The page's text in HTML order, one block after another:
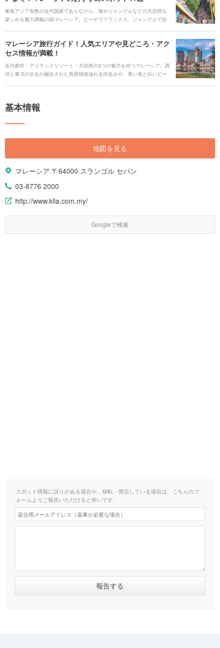
東南アジア有数の近代国家でありながら、海やジャングルなどの大自然も
楽しめる魅力満載の国マレーシア。ビーチでリラックス、ジャングルで自
レーシアの定番から穴場観光スポットまで、41ヵ所を紹介します。歴史や
文化、自然を満喫、ショッピングやグルメを楽しみたいなど、カテゴリ別
は、ぜひ参考にして頂けたらと思います。
マレーシア旅行ガイド！人気エリアや見どころ・アク
セス情報が満載！
近代都市・アイランドリゾート・大自然の3つの魅力を持つマレーシア。西
洋と東洋の文化が融合された異国情緒溢れる街並みや、青い海と白いビー
から穴場スポットまで37ヵ所紹介していきます。そのほかにも、グルメや
記事を読んで、魅力満載のマレーシアをもっともっと楽しみましょう！
基本情報
地図を見る
マレーシア 〒64000 スランゴル セパン
03-8776 2000
http://www.klia.com.my/
Googleで検索
スポット情報に誤りがある場合や、移転・閉店している場合は、こちらのフ
ォームよりご報告いただけると幸いです。